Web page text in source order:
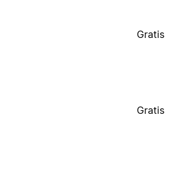
Gratis
Gratis